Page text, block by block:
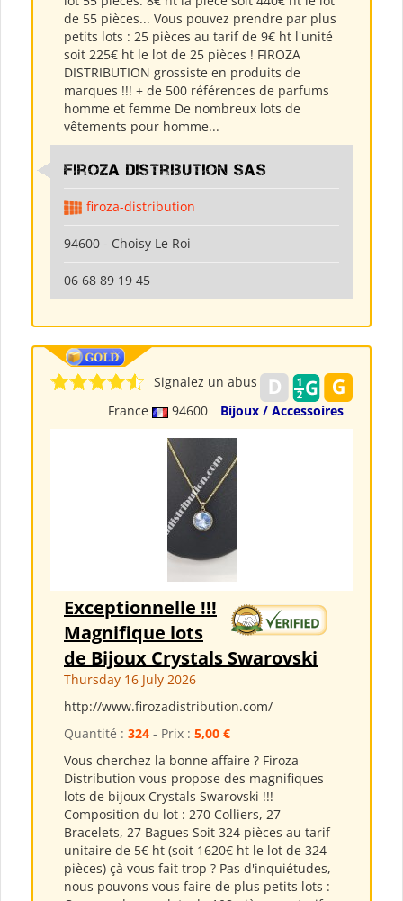
de 55 pièces... Vous pouvez prendre par plus
petits lots : 25 pièces au tarif de 9€ ht l'unité
soit 225€ ht le lot de 25 pièces ! FIROZA
DISTRIBUTION grossiste en produits de
marques !!! + de 500 références de parfums
homme et femme De nombreux lots de
vêtements pour homme...
Firoza Distribution SAS
firoza-distribution
94600 - Choisy Le Roi
06 68 89 19 45
France 94600 Bijoux / Accessoires
Signalez un abus
Exceptionnelle !!!
Magnifique lots
de Bijoux Crystals Swarovski
Thursday 16 July 2026
http://www.firozadistribution.com/
Quantité : 324 - Prix : 5,00 €
Vous cherchez la bonne affaire ? Firoza
Distribution vous propose des magnifiques
lots de bijoux Crystals Swarovski !!!
Composition du lot : 270 Colliers, 27
Bracelets, 27 Bagues Soit 324 pièces au tarif
unitaire de 5€ ht (soit 1620€ ht le lot de 324
pièces) çà vous fait trop ? Pas d'inquiétudes,
nous pouvons vous faire de plus petits lots :